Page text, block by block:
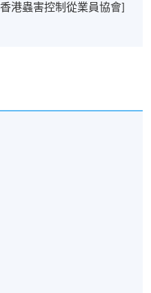
港蟲害控制從業員協會]